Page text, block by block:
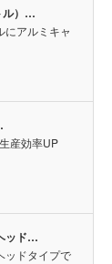
ル）…
にアルミキャ
産効率UP
ッド…
ドタイプで